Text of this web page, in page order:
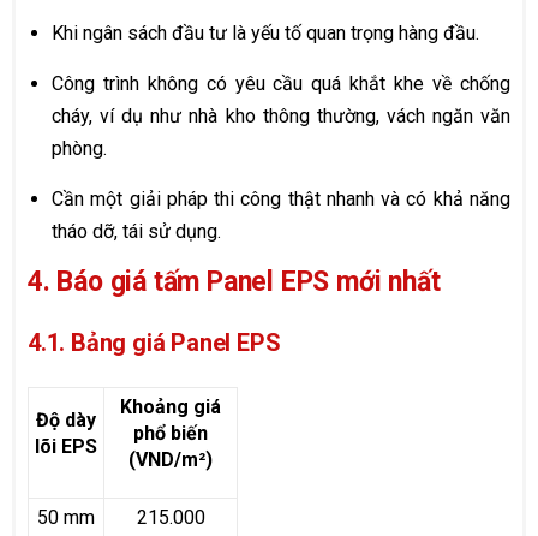
Khi ngân sách đầu tư là yếu tố quan trọng hàng đầu.
Công trình không có yêu cầu quá khắt khe về chống
cháy, ví dụ như nhà kho thông thường, vách ngăn văn
phòng.
Cần một giải pháp thi công thật nhanh và có khả năng
tháo dỡ, tái sử dụng.
4. Báo giá tấm Panel EPS mới nhất
4.1. Bảng giá Panel EPS
Độ dày
lõi EPS
Khoảng giá
phổ biến
(VND/m²)
50 mm 215.000